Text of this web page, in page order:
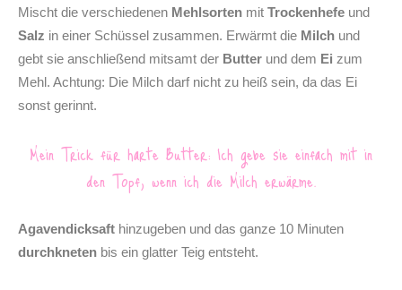
Mischt die verschiedenen Mehlsorten mit Trockenhefe und
Salz in einer Schüssel zusammen. Erwärmt die Milch und
gebt sie anschließend mitsamt der Butter und dem Ei zum
Mehl. Achtung: Die Milch darf nicht zu heiß sein, da das Ei
sonst gerinnt.
Mein Trick für harte Butter: Ich gebe sie einfach mit in
den Topf, wenn ich die Milch erwärme.
Agavendicksaft hinzugeben und das ganze 10 Minuten
durchkneten bis ein glatter Teig entsteht.